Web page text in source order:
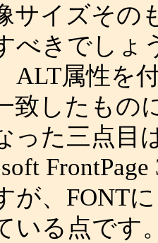
サイズその
べきでしょ
ALT属性を
致したもの
た三点目
が、FONT
いる点です